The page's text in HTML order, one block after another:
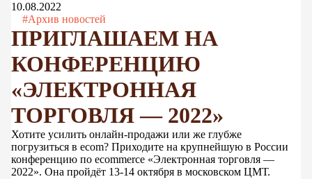
10.08.2022
#Архив новостей
ПРИГЛАШАЕМ НА
КОНФЕРЕНЦИЮ
«ЭЛЕКТРОННАЯ
ТОРГОВЛЯ — 2022»
Хотите усилить онлайн-продажи или же глубже
погрузиться в ecom? Приходите на крупнейшую в России
конференцию по ecommerce «Электронная торговля —
2022». Она пройдёт 13-14 октября в московском ЦМТ.